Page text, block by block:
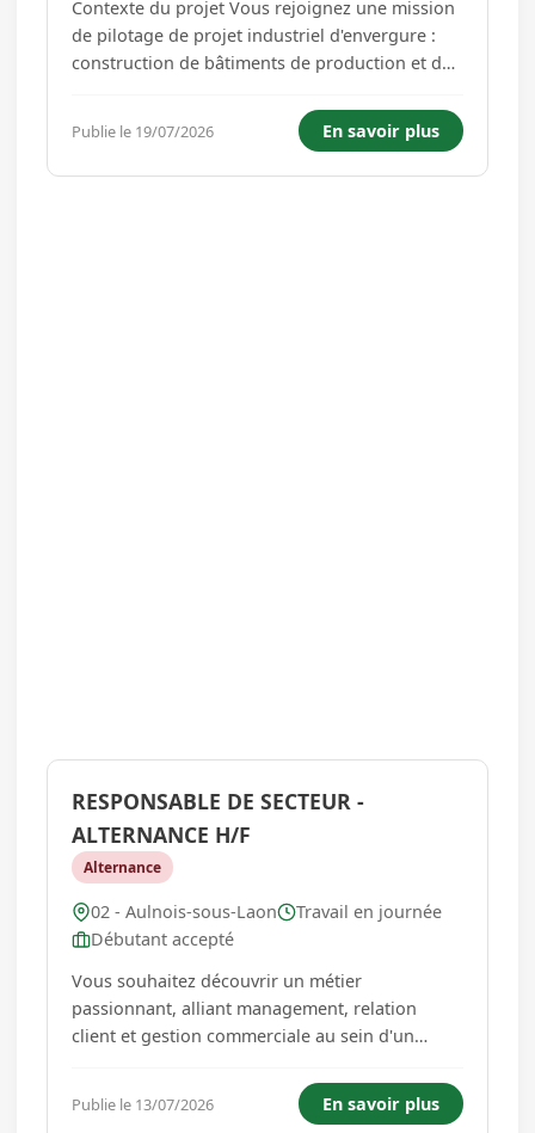
Contexte du projet Vous rejoignez une mission
de pilotage de projet industriel d'envergure :
construction de bâtiments de production et de
maître d'ouvrage, acteur majeur du secteur
industriel, recherche un chef de projet
expérimenté pour assurer la co...
Publie le 19/07/2026 En savoir plus
RESPONSABLE DE SECTEUR -
ALTERNANCE H/F
Alternance
02 - Aulnois-sous-Laon
Travail en journée
Débutant accepté
Vous souhaitez découvrir un métier
passionnant, alliant management, relation
client et gestion commerciale au sein d'un
cadre de cette croissance et du développement
de notre activité, nous recrutons notre
Publie le 13/07/2026 En savoir plus